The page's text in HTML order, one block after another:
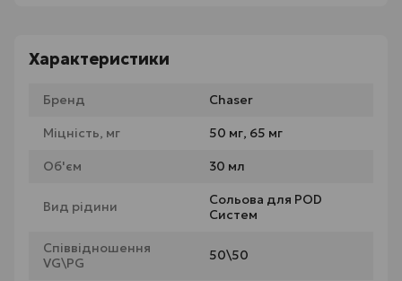
Характеристики
Бренд Chaser
Міцність, мг 50 мг, 65 мг
Об'єм 30 мл
Вид рідини
Сольова для POD
Систем
Співвідношення
VG\PG
50\50